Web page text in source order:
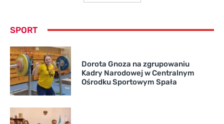
SPORT
Dorota Gnoza na zgrupowaniu
Kadry Narodowej w Centralnym
Ośrodku Sportowym Spała